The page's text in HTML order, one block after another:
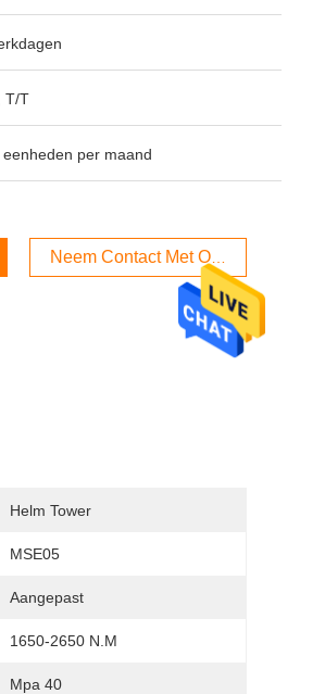
T/T
per maand
Neem Contact Met Ons Op
Helm Tower
MSE05
Aangepast
1650-2650 N.m
Mpa 40